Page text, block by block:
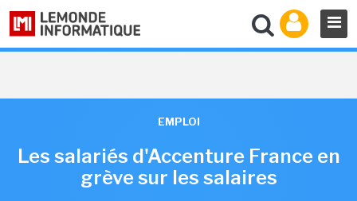
EMPLOI
Les salariés d'Accenture France en
grève sur les salaires